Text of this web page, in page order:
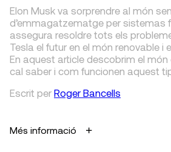
Elon Musk va sorprendre al món
d’emmagatzematge per sistemas
assegura resoldre tots els
Tesla el futur en el món renovable i
En aquest article descobrim el
cal saber i com funcionen aquest
Escrit per Roger Bancells
Més informació